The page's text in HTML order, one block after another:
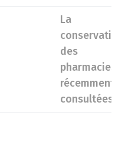
La
conservation
des
pharmacies
récemment
consultées.